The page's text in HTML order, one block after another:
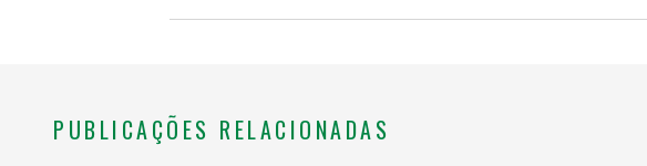
PUBLICAÇÕES RELACIONADAS